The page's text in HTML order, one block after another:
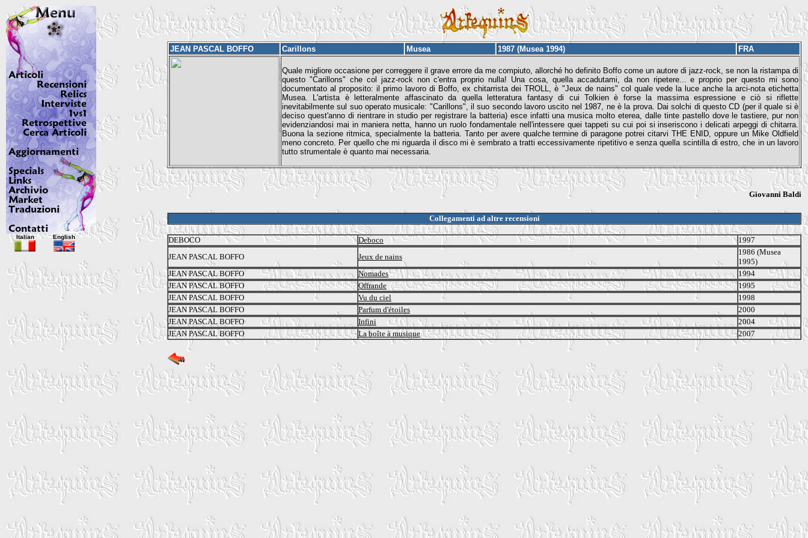
JEAN PASCAL BOFFO Carillons Musea 1987 (Musea 1994) FRA
Quale migliore occasione per correggere il grave errore da me compiuto, allorché ho definito Boffo come un autore di jazz-rock, se non la ristampa di
questo "Carillons" che col jazz-rock non c'entra proprio nulla! Una cosa, quella accadutami, da non ripetere... e proprio per questo mi sono
documentato al proposito: il primo lavoro di Boffo, ex chitarrista dei TROLL, è "Jeux de nains" col quale vede la luce anche la arci-nota etichetta
Musea. L'artista è letteralmente affascinato da quella letteratura fantasy di cui Tolkien è forse la massima espressione e ciò si riflette
inevitabilmente sul suo operato musicale: "Carillons", il suo secondo lavoro uscito nel 1987, ne è la prova. Dai solchi di questo CD (per il quale si è
deciso quest'anno di rientrare in studio per registrare la batteria) esce infatti una musica molto eterea, dalle tinte pastello dove le tastiere, pur non
evidenziandosi mai in maniera netta, hanno un ruolo fondamentale nell'intessere quei tappeti su cui poi si inseriscono i delicati arpeggi di chitarra.
Buona la sezione ritmica, specialmente la batteria. Tanto per avere qualche termine di paragone potrei citarvi THE ENID, oppure un Mike Oldfield
meno concreto. Per quello che mi riguarda il disco mi è sembrato a tratti eccessivamente ripetitivo e senza quella scintilla di estro, che in un lavoro
tutto strumentale è quanto mai necessaria.
Giovanni Baldi
Collegamenti ad altre recensioni
DEBOCO Deboco
1997
JEAN PASCAL BOFFO
Jeux de nains
1986 (Musea
1995)
JEAN PASCAL BOFFO
Nomades
1994
JEAN PASCAL BOFFO
Offrande
1995
JEAN PASCAL BOFFO
Vu du ciel
1998
JEAN PASCAL BOFFO
Parfum d'étoiles
2000
JEAN PASCAL BOFFO
Infini
2004
JEAN PASCAL BOFFO
La boîte à musique 2007
Italian English